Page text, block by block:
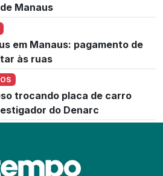
Manaus
em Manaus: pagamento de
às ruas
trocando placa de carro
do Denarc